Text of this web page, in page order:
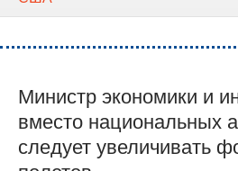
Министр экономики и
вместо национальных
следует увеличивать